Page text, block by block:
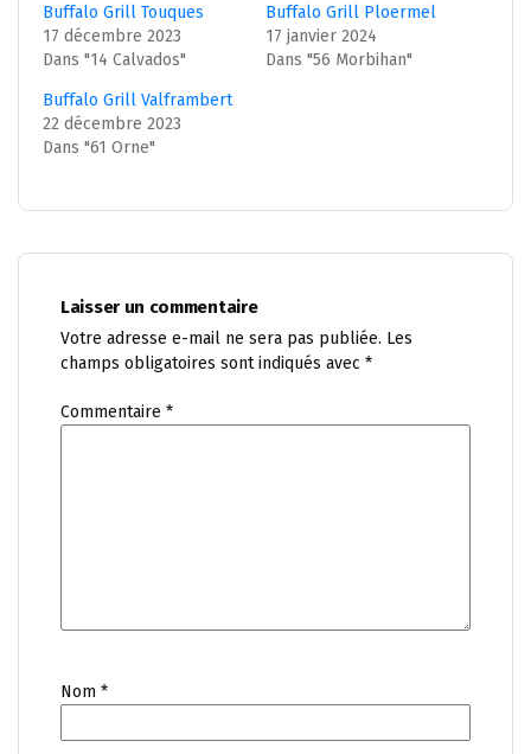
Buffalo Grill Touques
17 décembre 2023
Dans "14 Calvados"
Buffalo Grill Ploermel
17 janvier 2024
Dans "56 Morbihan"
Buffalo Grill Valframbert
22 décembre 2023
Dans "61 Orne"
Laisser un commentaire
Votre adresse e-mail ne sera pas publiée. Les
champs obligatoires sont indiqués avec *
Commentaire *
Nom *